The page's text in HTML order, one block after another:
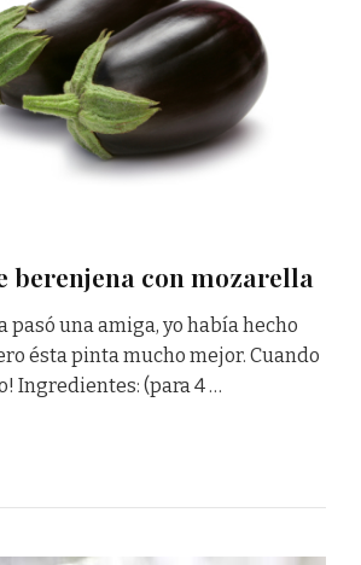
berenjena con mozarella
pasó una amiga, yo había hecho
ésta pinta mucho mejor. Cuando
Ingredientes: (para 4 …